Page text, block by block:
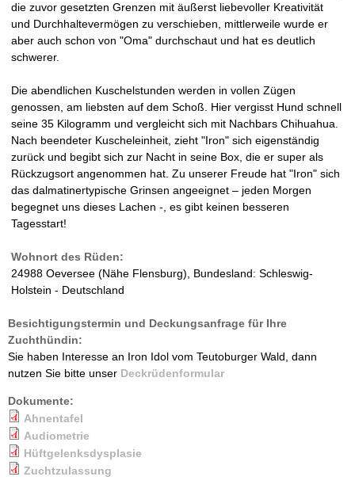
die zuvor gesetzten Grenzen mit äußerst liebevoller Kreativität
und Durchhaltevermögen zu verschieben, mittlerweile wurde er
aber auch schon von "Oma" durchschaut und hat es deutlich
schwerer.
Die abendlichen Kuschelstunden werden in vollen Zügen
genossen, am liebsten auf dem Schoß. Hier vergisst Hund schnell
seine 35 Kilogramm und vergleicht sich mit Nachbars Chihuahua.
Nach beendeter Kuscheleinheit, zieht "Iron" sich eigenständig
zurück und begibt sich zur Nacht in seine Box, die er super als
Rückzugsort angenommen hat. Zu unserer Freude hat "Iron" sich
das dalmatinertypische Grinsen angeeignet – jeden Morgen
begegnet uns dieses Lachen -, es gibt keinen besseren
Tagesstart!
Wohnort des Rüden:
24988 Oeversee (Nähe Flensburg), Bundesland: Schleswig-
Holstein - Deutschland
Besichtigungstermin und Deckungsanfrage für Ihre
Zuchthündin:
Sie haben Interesse an Iron Idol vom Teutoburger Wald, dann
nutzen Sie bitte unser Deckrüdenformular
Dokumente:
Ahnentafel
Audiometrie
Hüftgelenksdysplasie
Zuchtzulassung